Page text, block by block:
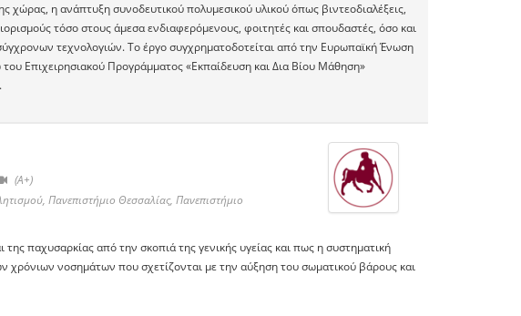
χώρας, η ανάπτυξη συνοδευτικού πολυμεσικού υλικού όπως βιντεοδιαλέξεις,
τόσο στους άμεσα ενδιαφερόμενους, φοιτητές και σπουδαστές, όσο και
τεχνολογιών. Το έργο συγχρηματοδοτείται από την Ευρωπαϊκή Ένωση
Επιχειρησιακού Προγράμματος «Εκπαίδευση και Δια Βίου Μάθηση»
(A+)
Πανεπιστήμιο Θεσσαλίας, Πανεπιστήμιο
παχυσαρκίας από την σκοπιά της γενικής υγείας και πως η συστηματική
χρόνιων νοσημάτων που σχετίζονται με την αύξηση του σωματικού βάρους και